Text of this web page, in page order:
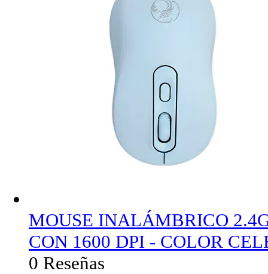
MOUSE INALÁMBRICO
CON 1600 DPI - COLOR
0 Reseñas